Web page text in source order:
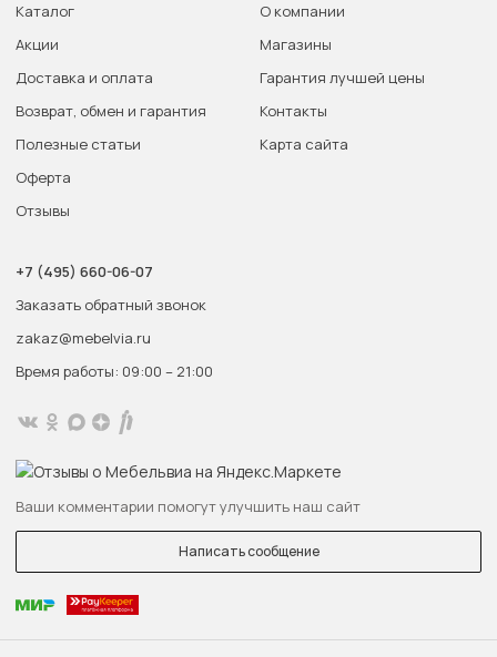
Каталог
Акции
Доставка и оплата
Возврат, обмен и гарантия
Полезные статьи
Оферта
Отзывы
О компании
Магазины
Гарантия лучшей цены
Контакты
Карта сайта
+7 (495) 660-06-07
Заказать обратный звонок
zakaz@mebelvia.ru
Время работы: 09:00 – 21:00
Ваши комментарии помогут улучшить наш сайт
Написать сообщение